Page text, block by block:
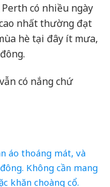
có nhiều ngày
nhất thường đạt
hè tại đây ít mưa,
vẫn có nắng chứ
áo thoáng mát, và
Không cần mang
khăn choàng cổ.